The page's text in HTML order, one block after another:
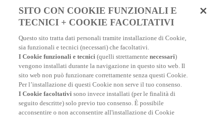
Fai un preventivo e acquista
in due minuti!
Assicurazione Viaggio AXA: scegli e acquista online la
migliore polizza, economica e completa, per viaggiare
nel mondo.
FAI UN PREVENTIVO
SITO CON COOKIE FUNZIONALI E
TECNICI + COOKIE FACOLTATIVI
Questo sito tratta dati personali tramite installazione di Cookie,
sia funzionali e tecnici (necessari) che facoltativi.
I Cookie funzionali e tecnici (quelli strettamentenecessari)
vengono installati durante la navigazione in questo sito web. Il
sito web non può funzionare correttamente senza questi Cookie.
Per l’installazione di questi Cookie non serve il tuo consenso.
I Cookie facoltativi sono invece installati (per le finalità di
seguito descritte) solo previo tuo consenso. È possibile
acconsentire o non acconsentire all'installazione di Cookie